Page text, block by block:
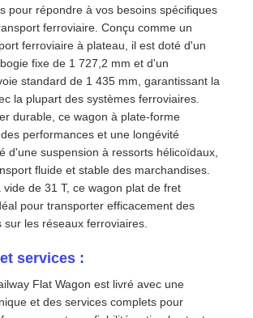
pour répondre à vos besoins spécifiques
ferroviaire. Conçu comme un
ferroviaire à plateau, il est doté d'un
fixe de 1 727,2 mm et d'un
standard de 1 435 mm, garantissant la
la plupart des systèmes ferroviaires.
durable, ce wagon à plate-forme
performances et une longévité
d'une suspension à ressorts hélicoïdaux,
fluide et stable des marchandises.
vide de 31 T, ce wagon plat de fret
pour transporter efficacement des
les réseaux ferroviaires.
services :
Flat Wagon est livré avec une
et des services complets pour